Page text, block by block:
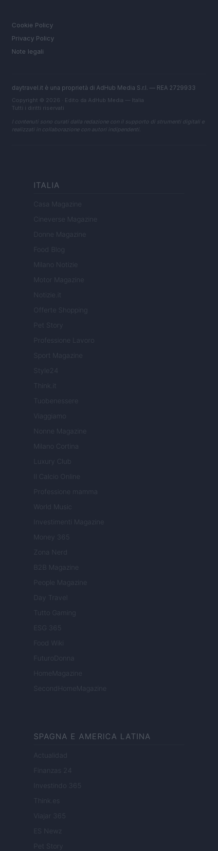
Cookie Policy
Privacy Policy
Note legali
daytravel.it è una proprietà di AdHub Media S.r.l. — REA 2729933
Copyright © 2026 · Edito da AdHub Media — Italia
Tutti i diritti riservati
I contenuti sono curati dalla redazione con il supporto di strumenti digitali e
realizzati in collaborazione con autori indipendenti.
ITALIA
Casa Magazine
Cineverse Magazine
Donne Magazine
Food Blog
Milano Notizie
Motor Magazine
Notizie.it
Offerte Shopping
Pet Story
Professione Lavoro
Sport Magazine
Style24
Think.it
Tuobenessere
Viaggiamo
Nonne Magazine
Milano Cortina
Luxury Club
Il Calcio Online
Professione mamma
World Music
Investimenti Magazine
Money 365
Zona Nerd
B2B Magazine
People Magazine
Day Travel
Tutto Gaming
ESG 365
Food Wiki
FuturoDonna
HomeMagazine
SecondHomeMagazine
SPAGNA E AMERICA LATINA
Actualidad
Finanzas 24
Investindo 365
Think.es
Viajar 365
ES Newz
Pet Story